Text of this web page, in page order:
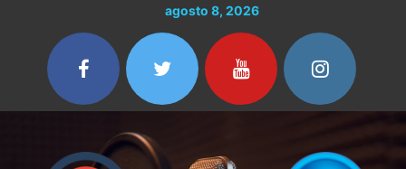
contenido
agosto 8, 2026